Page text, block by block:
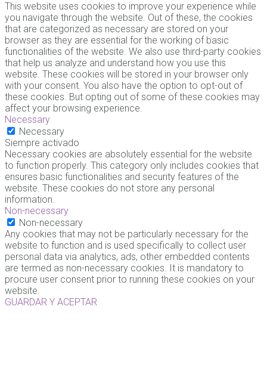
This website uses cookies to improve your experience while
you navigate through the website. Out of these, the cookies
that are categorized as necessary are stored on your
browser as they are essential for the working of basic
functionalities of the website. We also use third-party cookies
that help us analyze and understand how you use this
website. These cookies will be stored in your browser only
with your consent. You also have the option to opt-out of
these cookies. But opting out of some of these cookies may
affect your browsing experience.
Necessary
Necessary
Siempre activado
Necessary cookies are absolutely essential for the website
to function properly. This category only includes cookies that
ensures basic functionalities and security features of the
website. These cookies do not store any personal
information.
Non-necessary
Non-necessary
Any cookies that may not be particularly necessary for the
website to function and is used specifically to collect user
personal data via analytics, ads, other embedded contents
are termed as non-necessary cookies. It is mandatory to
procure user consent prior to running these cookies on your
website.
GUARDAR Y ACEPTAR